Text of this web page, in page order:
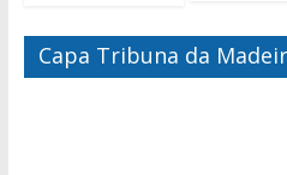
Capa Tribuna da